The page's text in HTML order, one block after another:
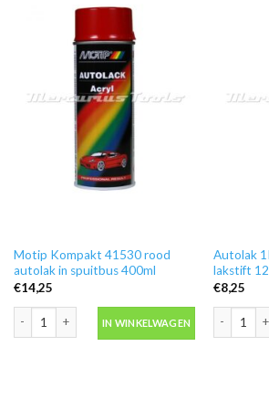
Motip Kompakt 41530 rood
autolak in spuitbus 400ml
€14,25
IN WINKELWAGEN
Autolak
lakstift
€8,25